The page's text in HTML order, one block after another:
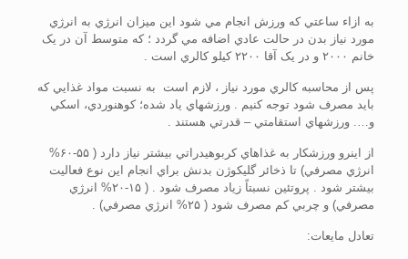
به ازاء ساعتي که ورزش انجام مي شود اين ميزان انرژي به انرژي
مورد نياز بدن در حالت عادي اضافه مي گردد ؛ که متوسط آن در يک
خانم ۲۰۰۰ و در يک آقا ۲۲۰۰ کيلو کالري است .
پس از محاسبه کالري مورد نياز ، لازم است به نسبت مواد غذايي که
بايد مصرف شود توجه کنيم . ورزشهاي ياد شده؛ کوهنوردي، اسکي
و…. ورزشهاي استقامتي – قدرتي هستند .
از اينرو ورزشکار به غذاهاي کربوهيدراتي بيشتر نياز دارد ( ۵۵-۶۰%
انرژي مصرفي) تا ذخائر گليکوژن بدنش براي انجام اين نوع فعاليت
بيشتر شود . پروتئين نسبتاً زياد مصرف شود . ( ۱۵-۲۰% انرژي
مصرفي) و چربي کم مصرف شود ( ۲۵% انرژي مصرفي) .
تعادل مايعات: